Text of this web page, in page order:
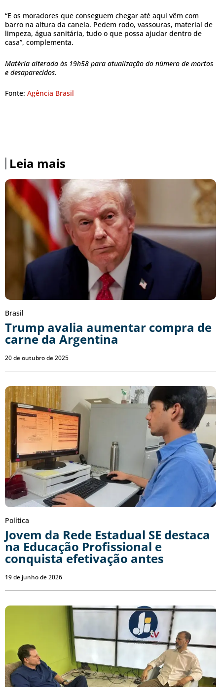
“E os moradores que conseguem chegar até aqui vêm com
barro na altura da canela. Pedem rodo, vassouras, material de
limpeza, água sanitária, tudo o que possa ajudar dentro de
casa”, complementa.
Matéria alterada às 19h58 para atualização do número de mortos
e desaparecidos.
Fonte: Agência Brasil
Leia mais
Brasil
Trump avalia aumentar compra de
carne da Argentina
20 de outubro de 2025
Política
Jovem da Rede Estadual SE destaca
na Educação Profissional e
conquista efetivação antes
19 de junho de 2026